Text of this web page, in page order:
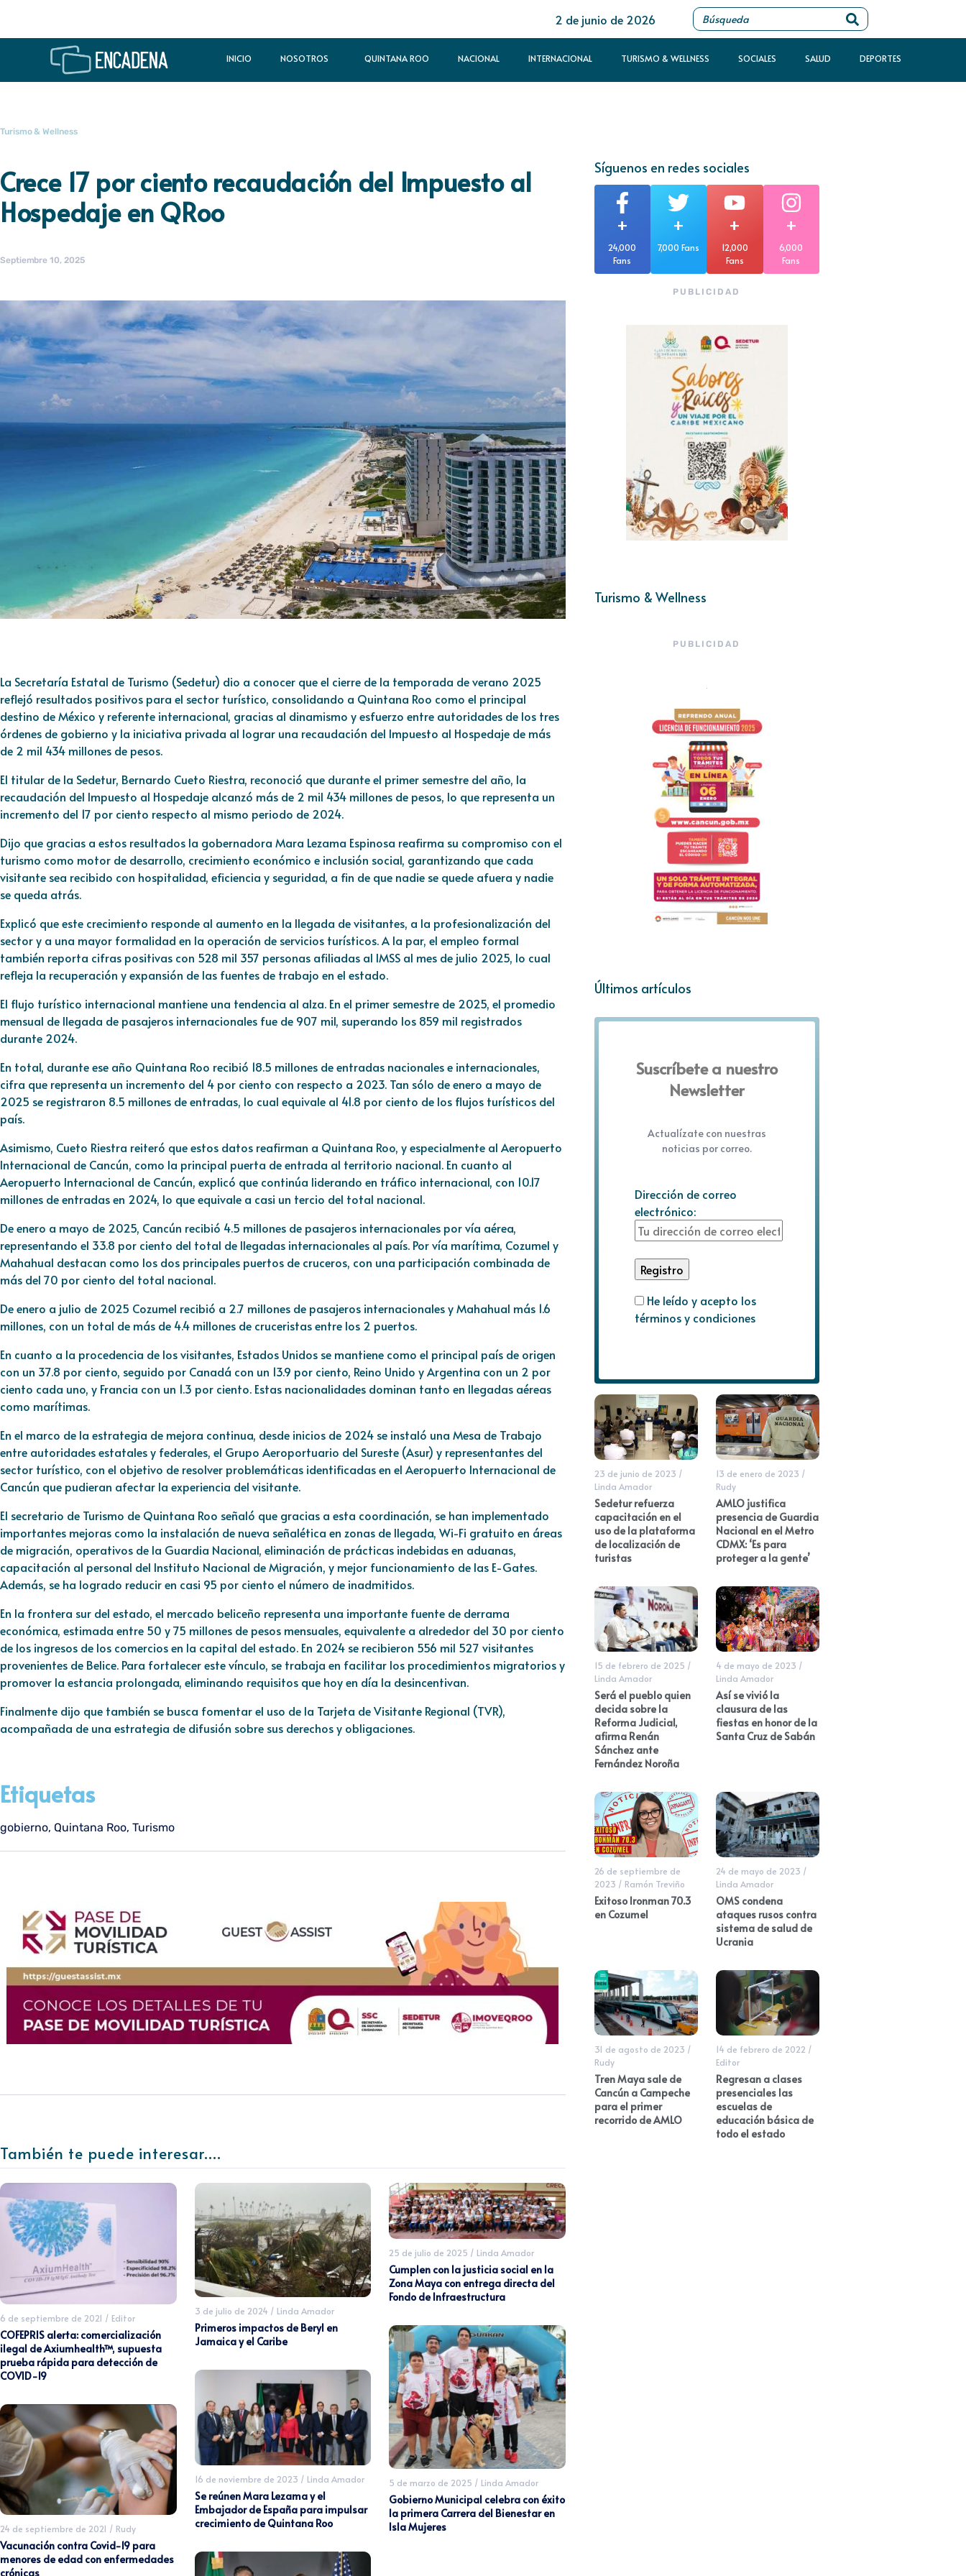
2 de junio de 2026
INICIO NOSOTROS QUINTANA ROO NACIONAL INTERNACIONAL TURISMO & WELLNESS SOCIALES SALUD DEPORTES
Turismo & Wellness
Crece 17 por ciento recaudación del Impuesto al
Hospedaje en QRoo
Septiembre 10, 2025
La Secretaría Estatal de Turismo (Sedetur) dio a conocer que el cierre de la temporada de verano 2025
reflejó resultados positivos para el sector turístico, consolidando a Quintana Roo como el principal
destino de México y referente internacional, gracias al dinamismo y esfuerzo entre autoridades de los tres
órdenes de gobierno y la iniciativa privada al lograr una recaudación del Impuesto al Hospedaje de más
de 2 mil 434 millones de pesos.
El titular de la Sedetur, Bernardo Cueto Riestra, reconoció que durante el primer semestre del año, la
recaudación del Impuesto al Hospedaje alcanzó más de 2 mil 434 millones de pesos, lo que representa un
incremento del 17 por ciento respecto al mismo periodo de 2024.
Dijo que gracias a estos resultados la gobernadora Mara Lezama Espinosa reafirma su compromiso con el
turismo como motor de desarrollo, crecimiento económico e inclusión social, garantizando que cada
visitante sea recibido con hospitalidad, eficiencia y seguridad, a fin de que nadie se quede afuera y nadie
se queda atrás.
Explicó que este crecimiento responde al aumento en la llegada de visitantes, a la profesionalización del
sector y a una mayor formalidad en la operación de servicios turísticos. A la par, el empleo formal
también reporta cifras positivas con 528 mil 357 personas afiliadas al IMSS al mes de julio 2025, lo cual
refleja la recuperación y expansión de las fuentes de trabajo en el estado.
El flujo turístico internacional mantiene una tendencia al alza. En el primer semestre de 2025, el promedio
mensual de llegada de pasajeros internacionales fue de 907 mil, superando los 859 mil registrados
durante 2024.
En total, durante ese año Quintana Roo recibió 18.5 millones de entradas nacionales e internacionales,
cifra que representa un incremento del 4 por ciento con respecto a 2023. Tan sólo de enero a mayo de
2025 se registraron 8.5 millones de entradas, lo cual equivale al 41.8 por ciento de los flujos turísticos del
país.
Asimismo, Cueto Riestra reiteró que estos datos reafirman a Quintana Roo, y especialmente al Aeropuerto
Internacional de Cancún, como la principal puerta de entrada al territorio nacional. En cuanto al
Aeropuerto Internacional de Cancún, explicó que continúa liderando en tráfico internacional, con 10.17
millones de entradas en 2024, lo que equivale a casi un tercio del total nacional.
De enero a mayo de 2025, Cancún recibió 4.5 millones de pasajeros internacionales por vía aérea,
representando el 33.8 por ciento del total de llegadas internacionales al país. Por vía marítima, Cozumel y
Mahahual destacan como los dos principales puertos de cruceros, con una participación combinada de
más del 70 por ciento del total nacional.
De enero a julio de 2025 Cozumel recibió a 2.7 millones de pasajeros internacionales y Mahahual más 1.6
millones, con un total de más de 4.4 millones de cruceristas entre los 2 puertos.
En cuanto a la procedencia de los visitantes, Estados Unidos se mantiene como el principal país de origen
con un 37.8 por ciento, seguido por Canadá con un 13.9 por ciento, Reino Unido y Argentina con un 2 por
ciento cada uno, y Francia con un 1.3 por ciento. Estas nacionalidades dominan tanto en llegadas aéreas
como marítimas.
En el marco de la estrategia de mejora continua, desde inicios de 2024 se instaló una Mesa de Trabajo
entre autoridades estatales y federales, el Grupo Aeroportuario del Sureste (Asur) y representantes del
sector turístico, con el objetivo de resolver problemáticas identificadas en el Aeropuerto Internacional de
Cancún que pudieran afectar la experiencia del visitante.
El secretario de Turismo de Quintana Roo señaló que gracias a esta coordinación, se han implementado
importantes mejoras como la instalación de nueva señalética en zonas de llegada, Wi-Fi gratuito en áreas
de migración, operativos de la Guardia Nacional, eliminación de prácticas indebidas en aduanas,
capacitación al personal del Instituto Nacional de Migración, y mejor funcionamiento de las E-Gates.
Además, se ha logrado reducir en casi 95 por ciento el número de inadmitidos.
En la frontera sur del estado, el mercado beliceño representa una importante fuente de derrama
económica, estimada entre 50 y 75 millones de pesos mensuales, equivalente a alrededor del 30 por ciento
de los ingresos de los comercios en la capital del estado. En 2024 se recibieron 556 mil 527 visitantes
provenientes de Belice. Para fortalecer este vínculo, se trabaja en facilitar los procedimientos migratorios y
promover la estancia prolongada, eliminando requisitos que hoy en día la desincentivan.
Finalmente dijo que también se busca fomentar el uso de la Tarjeta de Visitante Regional (TVR),
acompañada de una estrategia de difusión sobre sus derechos y obligaciones.
Etiquetas
gobierno, Quintana Roo, Turismo
También te puede interesar....
6 de septiembre de 2021 / Editor
COFEPRIS alerta: comercialización
ilegal de Axiumhealth™, supuesta
prueba rápida para detección de
COVID-19
24 de septiembre de 2021 / Rudy
Vacunación contra Covid-19 para
menores de edad con enfermedades
crónicas
3 de julio de 2024 / Linda Amador
Primeros impactos de Beryl en
Jamaica y el Caribe
16 de noviembre de 2023 / Linda Amador
Se reúnen Mara Lezama y el
Embajador de España para impulsar
crecimiento de Quintana Roo
25 de julio de 2025 / Linda Amador
Cumplen con la justicia social en la
Zona Maya con entrega directa del
Fondo de Infraestructura
5 de marzo de 2025 / Linda Amador
Gobierno Municipal celebra con éxito
la primera Carrera del Bienestar en
Isla Mujeres
Síguenos en redes sociales
+
24,000
Fans
+
7,000 Fans
+
12,000
Fans
+
6,000
Fans
PUBLICIDAD
Turismo & Wellness
PUBLICIDAD
Últimos artículos
Suscríbete a nuestro
Newsletter
Actualízate con nuestras
noticias por correo.
Dirección de correo
electrónico:
He leído y acepto los
términos y condiciones
23 de junio de 2023 /
Linda Amador
Sedetur refuerza
capacitación en el
uso de la plataforma
de localización de
turistas
13 de enero de 2023 /
Rudy
AMLO justifica
presencia de Guardia
Nacional en el Metro
CDMX: ‘Es para
proteger a la gente’
15 de febrero de 2025 /
Linda Amador
Será el pueblo quien
decida sobre la
Reforma Judicial,
afirma Renán
Sánchez ante
Fernández Noroña
4 de mayo de 2023 /
Linda Amador
Así se vivió la
clausura de las
fiestas en honor de la
Santa Cruz de Sabán
26 de septiembre de
2023 / Ramón Treviño
Exitoso Ironman 70.3
en Cozumel
24 de mayo de 2023 /
Linda Amador
OMS condena
ataques rusos contra
sistema de salud de
Ucrania
31 de agosto de 2023 /
Rudy
Tren Maya sale de
Cancún a Campeche
para el primer
recorrido de AMLO
14 de febrero de 2022 /
Editor
Regresan a clases
presenciales las
escuelas de
educación básica de
todo el estado